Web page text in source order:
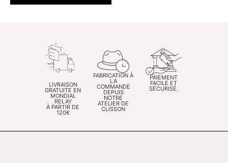
LIVRAISON
GRATUITE EN
MONDIAL
RELAY
À PARTIR DE
120€
FABRICATION À
LA
COMMANDE
DEPUIS
NOTRE
ATELIER DE
CLISSON
PAIEMENT
FACILE ET
SÉCURISÉ.